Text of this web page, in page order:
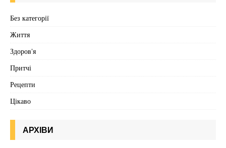
Без категорії
Життя
Здоров'я
Притчі
Рецепти
Цікаво
АРХІВИ